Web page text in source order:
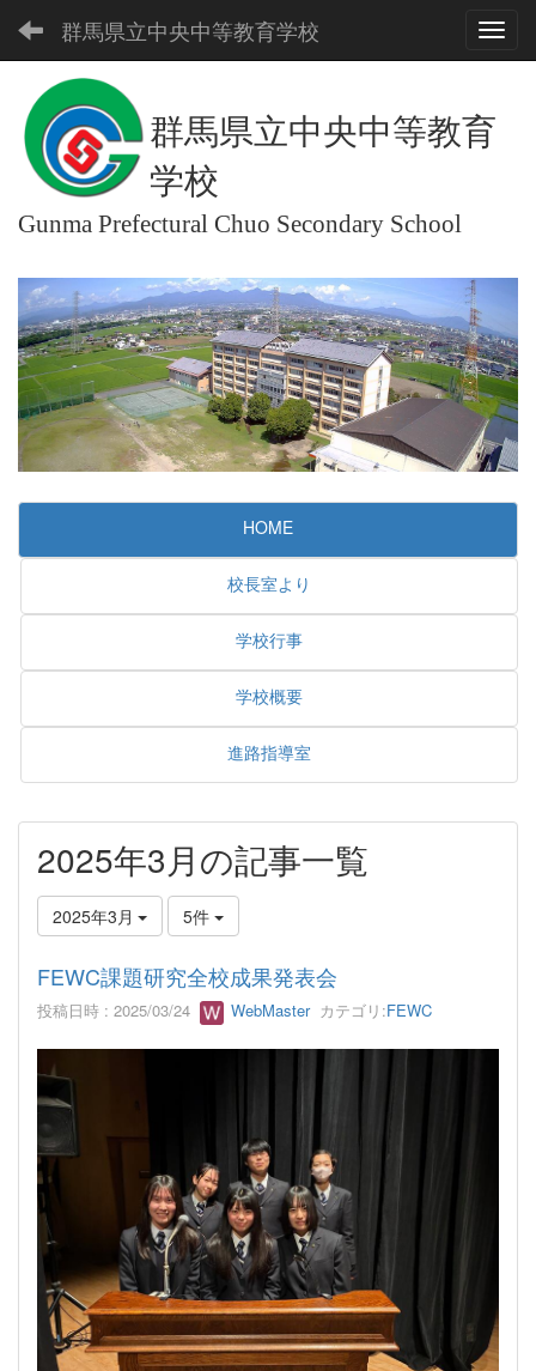
群馬県立中央中等教育学校
群馬県立中央中等教育
学校
Gunma Prefectural Chuo Secondary School
HOME
校長室より
学校行事
学校概要
進路指導室
2025年3月の記事一覧
2025年3月 5件
FEWC課題研究全校成果発表会
投稿日時 : 2025/03/24 WebMasterカテゴリ:FEWC